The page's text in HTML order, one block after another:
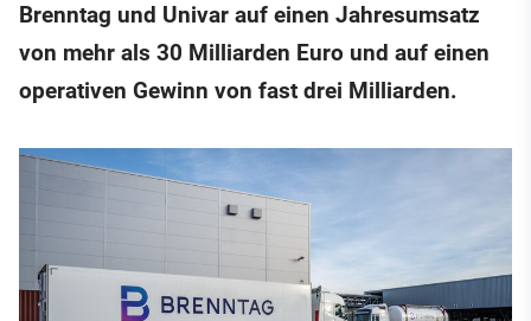
Brenntag und Univar auf einen Jahresumsatz
von mehr als 30 Milliarden Euro und auf einen
operativen Gewinn von fast drei Milliarden.